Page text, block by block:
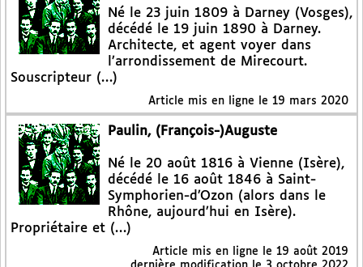
Né le 23 juin 1809 à Darney (Vosges),
décédé le 19 juin 1890 à Darney.
Architecte, et agent voyer dans
l’arrondissement de Mirecourt.
Souscripteur (…)
Article mis en ligne le 19 mars 2020
Paulin, (François-)Auguste
Né le 20 août 1816 à Vienne (Isère),
décédé le 16 août 1846 à Saint-
Symphorien-d’Ozon (alors dans le
Rhône, aujourd’hui en Isère).
Propriétaire et (…)
Article mis en ligne le 19 août 2019